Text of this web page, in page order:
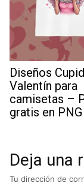
Diseños
Valentín para
camisetas –
gratis en PNG
Deja una
Tu dirección de